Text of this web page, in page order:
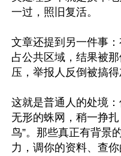
一过，照旧复活。
文章还提到另一件事
占公共区域，结果被
压，举报人反倒被搞
这就是普通人的处境
无形的蛛网，稍一挣
鸟”。那些真正有背景
力，调你的资料、查